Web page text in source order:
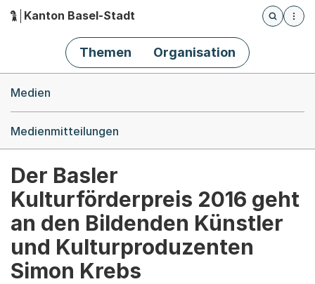
Hauptnavigation
Kanton Basel-Stadt
Öffnet
Themen Organisation
Medien
Medienmitteilungen
Der Basler
Kulturförderpreis 2016 geht
an den Bildenden Künstler
und Kulturproduzenten
Simon Krebs